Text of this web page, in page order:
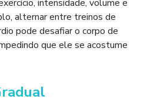
intensidade, volume e
alternar entre treinos de
pode desafiar o corpo de
que ele se acostume